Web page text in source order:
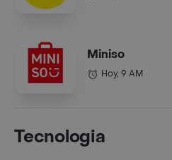
Miniso
Hoy, 9 AM
Tecnologia